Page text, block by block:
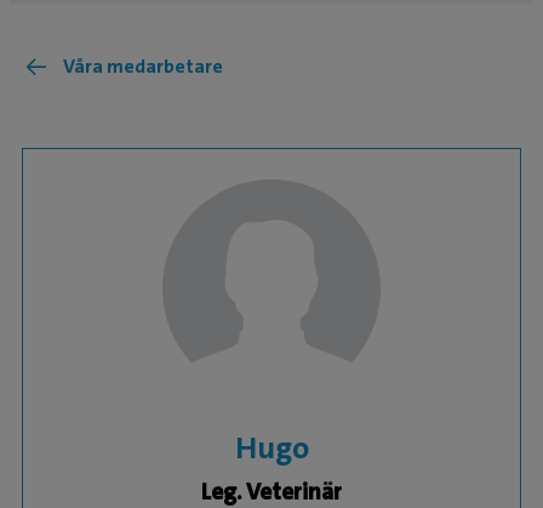
Våra medarbetare
Hugo
Leg. Veterinär